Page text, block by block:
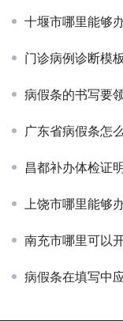
十堰市哪里能够
门诊病例诊断模
病假条的书写要
广东省病假条怎
昌都补办体检证
上饶市哪里能够
南充市哪里可以
病假条在填写中